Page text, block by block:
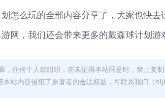
怎么玩的全部内容分享了，大家也快
网，我们还会带来更多的戴森球计划游
，任何个人或组织，在未征得本站同意时，禁止复
本站内容侵犯了原著者的合法权益，可联系我们（